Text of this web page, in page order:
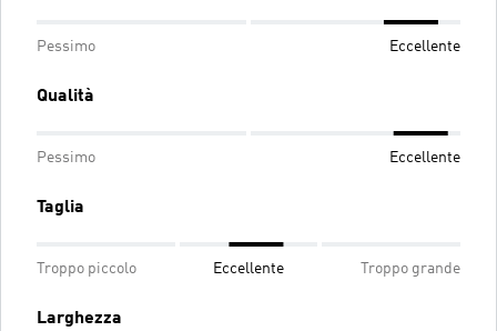
Pessimo Eccellente
Qualità
Pessimo Eccellente
Taglia
Troppo piccolo Eccellente Troppo grande
Larghezza